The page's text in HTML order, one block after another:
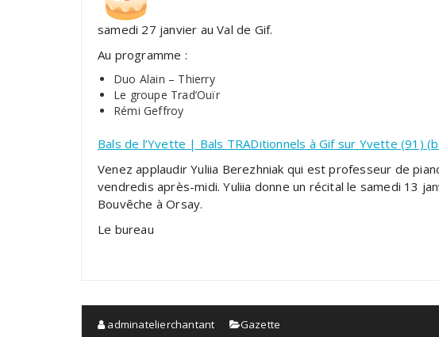
samedi 27 janvier au Val de Gif.
Au programme :
Duo Alain – Thierry
Le groupe Trad’Ouïr
Rémi Geffroy
Bals de l’Yvette | Bals TRADitionnels à Gif sur Yvette (91)
Venez applaudir Yuliia Berezhniak qui est professeur de
vendredis après-midi. Yuliia donne un récital le samedi 13
Bouvêche à Orsay.
Le bureau
adminatelierchantant Gazette